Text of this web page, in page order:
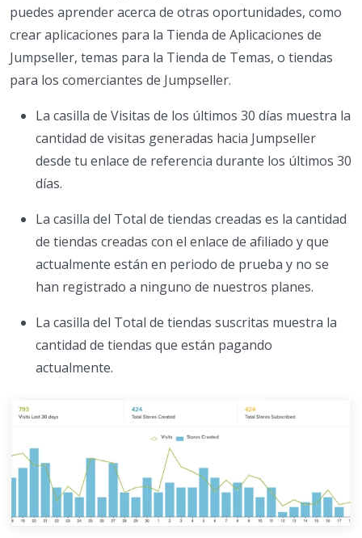
puedes aprender acerca de otras oportunidades, como
crear aplicaciones para la Tienda de Aplicaciones de
Jumpseller, temas para la Tienda de Temas, o tiendas
para los comerciantes de Jumpseller.
La casilla de Visitas de los últimos 30 días muestra la
cantidad de visitas generadas hacia Jumpseller
desde tu enlace de referencia durante los últimos 30
días.
La casilla del Total de tiendas creadas es la cantidad
de tiendas creadas con el enlace de afiliado y que
actualmente están en periodo de prueba y no se
han registrado a ninguno de nuestros planes.
La casilla del Total de tiendas suscritas muestra la
cantidad de tiendas que están pagando
actualmente.